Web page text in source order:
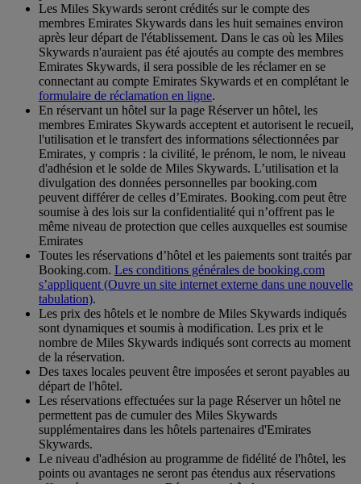
Les Miles Skywards seront crédités sur le compte des
membres Emirates Skywards dans les huit semaines environ
après leur départ de l'établissement. Dans le cas où les Miles
Skywards n'auraient pas été ajoutés au compte des membres
Emirates Skywards, il sera possible de les réclamer en se
connectant au compte Emirates Skywards et en complétant le
formulaire de réclamation en ligne.
En réservant un hôtel sur la page Réserver un hôtel, les
membres Emirates Skywards acceptent et autorisent le recueil,
l'utilisation et le transfert des informations sélectionnées par
Emirates, y compris : la civilité, le prénom, le nom, le niveau
d'adhésion et le solde de Miles Skywards. L’utilisation et la
divulgation des données personnelles par booking.com
peuvent différer de celles d’Emirates. Booking.com peut être
soumise à des lois sur la confidentialité qui n’offrent pas le
même niveau de protection que celles auxquelles est soumise
Emirates
Toutes les réservations d’hôtel et les paiements sont traités par
Booking.com. Les conditions générales de booking.com
s’appliquent (Ouvre un site internet externe dans une nouvelle
tabulation).
Les prix des hôtels et le nombre de Miles Skywards indiqués
sont dynamiques et soumis à modification. Les prix et le
nombre de Miles Skywards indiqués sont corrects au moment
de la réservation.
Des taxes locales peuvent être imposées et seront payables au
départ de l'hôtel.
Les réservations effectuées sur la page Réserver un hôtel ne
permettent pas de cumuler des Miles Skywards
supplémentaires dans les hôtels partenaires d'Emirates
Skywards.
Le niveau d'adhésion au programme de fidélité de l'hôtel, les
points ou avantages ne seront pas étendus aux réservations